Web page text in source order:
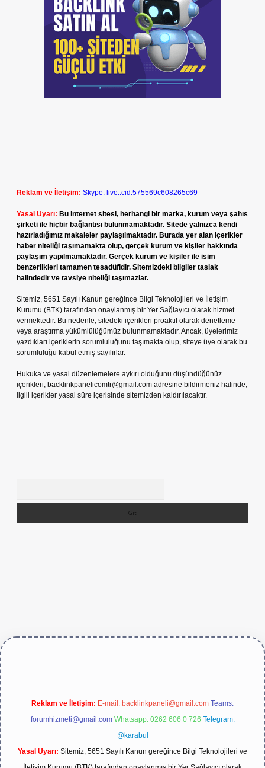
Reklam ve İletişim: Skype: live:.cid.575569c608265c69
Yasal Uyarı: Bu internet sitesi, herhangi bir marka, kurum veya şahıs
şirketi ile hiçbir bağlantısı bulunmamaktadır. Sitede yalnızca kendi
hazırladığımız makaleler paylaşılmaktadır. Burada yer alan içerikler
haber niteliği taşımamakta olup, gerçek kurum ve kişiler hakkında
paylaşım yapılmamaktadır. Gerçek kurum ve kişiler ile isim
benzerlikleri tamamen tesadüfidir. Sitemizdeki bilgiler taslak
halindedir ve tavsiye niteliği taşımazlar.
Sitemiz, 5651 Sayılı Kanun gereğince Bilgi Teknolojileri ve İletişim
Kurumu (BTK) tarafından onaylanmış bir Yer Sağlayıcı olarak hizmet
vermektedir. Bu nedenle, sitedeki içerikleri proaktif olarak denetleme
veya araştırma yükümlülüğümüz bulunmamaktadır. Ancak, üyelerimiz
yazdıkları içeriklerin sorumluluğunu taşımakta olup, siteye üye olarak bu
sorumluluğu kabul etmiş sayılırlar.
Hukuka ve yasal düzenlemelere aykırı olduğunu düşündüğünüz
içerikleri, backlinkpanelicomtr@gmail.com adresine bildirmeniz halinde,
ilgili içerikler yasal süre içerisinde sitemizden kaldırılacaktır.
Reklam ve İletişim: E-mail: backlinkpaneli@gmail.com Teams:
forumhizmeti@gmail.com Whatsapp: 0262 606 0 726 Telegram:
@karabul
Yasal Uyarı: Sitemiz, 5651 Sayılı Kanun gereğince Bilgi Teknolojileri ve